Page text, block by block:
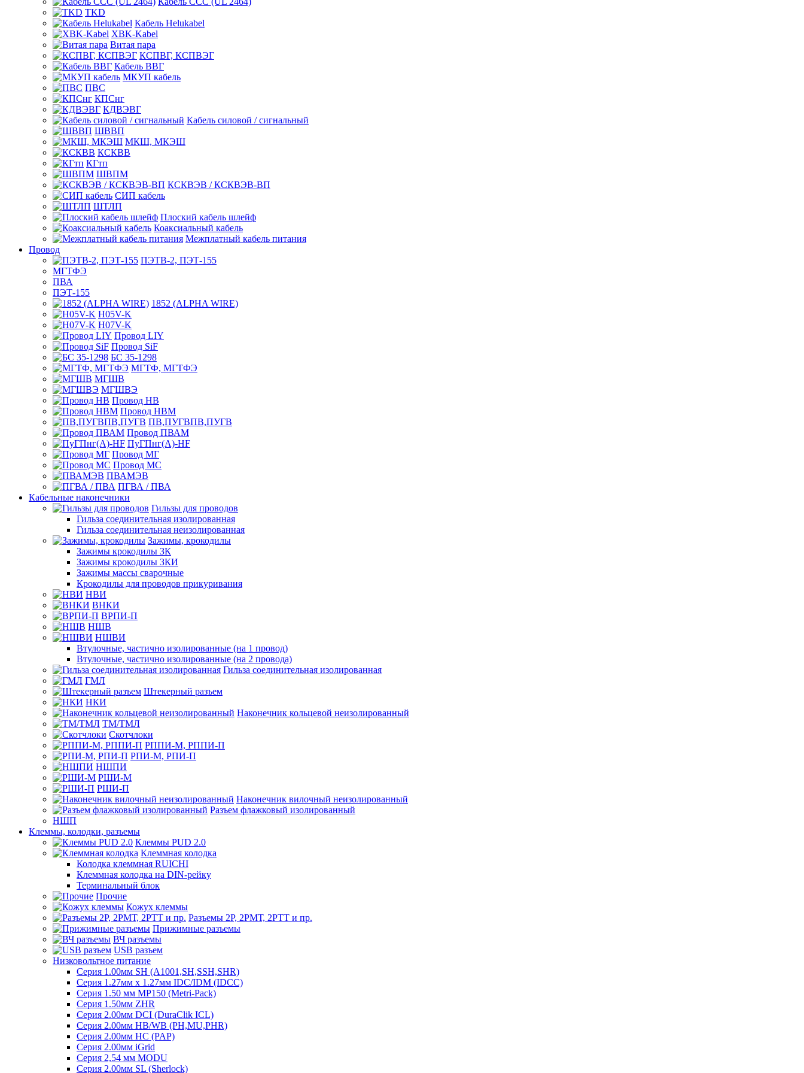
TKD
Кабель Helukabel
XBK-Kabel
Витая пара
КСПВГ, КСПВЭГ
Кабель ВВГ
МКУП кабель
ПВС
КПСнг
КДВЭВГ
Кабель силовой / сигнальный
ШВВП
МКШ, МКЭШ
КСКВВ
КГтп
ШВПМ
КСКВЭВ / КСКВЭВ-ВП
СИП кабель
ШТЛП
Плоский кабель шлейф
Коаксиальный кабель
Межплатный кабель питания
Провод
ПЭТВ-2, ПЭТ-155
МГТФЭ
ПВА
ПЭТ-155
1852 (ALPHA WIRE)
H05V-K
H07V-K
Провод LIY
Провод SiF
БС 35-1298
МГТФ, МГТФЭ
МГШВ
МГШВЭ
Провод НВ
Провод НВМ
ПВ,ПУГВПВ,ПУГВ
Провод ПВАМ
ПуГПнг(A)-HF
Провод МГ
Провод МС
ПВАМЭВ
ПГВА / ПВА
Кабельные наконечники
Гильзы для проводов
Гильза соединительная изолированная
Гильза соединительная неизолированная
Зажимы, крокодилы
Зажимы крокодилы ЗК
Зажимы крокодилы ЗКИ
Зажимы массы сварочные
Крокодилы для проводов прикуривания
НВИ
ВНКИ
ВРПИ-П
НШВ
НШВИ
Втулочные, частично изолированные (на 1 провод)
Втулочные, частично изолированные (на 2 провода)
Гильза соединительная изолированная
ГМЛ
Штекерный разъем
НКИ
Наконечник кольцевой неизолированный
ТМ/ТМЛ
Скотчлоки
РППИ-М, РППИ-П
РПИ-М, РПИ-П
НШПИ
РШИ-М
РШИ-П
Наконечник вилочный неизолированный
Разъем флажковый изолированный
НШП
Клеммы, колодки, разъемы
Клеммы PUD 2.0
Клеммная колодка
Колодка клеммная RUICHI
Клеммная колодка на DIN-рейку
Терминальный блок
Прочие
Кожух клеммы
Разъемы 2Р, 2РМТ, 2РТТ и пр.
Прижимные разъемы
ВЧ разъемы
USB разъем
Низковольтное питание
Серия 1.00мм SH (A1001,SH,SSH,SHR)
Серия 1.27мм x 1.27мм IDC/IDM (IDCC)
Серия 1.50 мм MP150 (Metri-Pack)
Серия 1.50мм ZHR
Серия 2.00мм DCI (DuraClik ICL)
Серия 2.00мм HB/WB (PH,MU,PHR)
Серия 2.00мм HC (PAP)
Серия 2.00мм iGrid
Серия 2,54 мм MODU
Серия 2.00мм SL (Sherlock)